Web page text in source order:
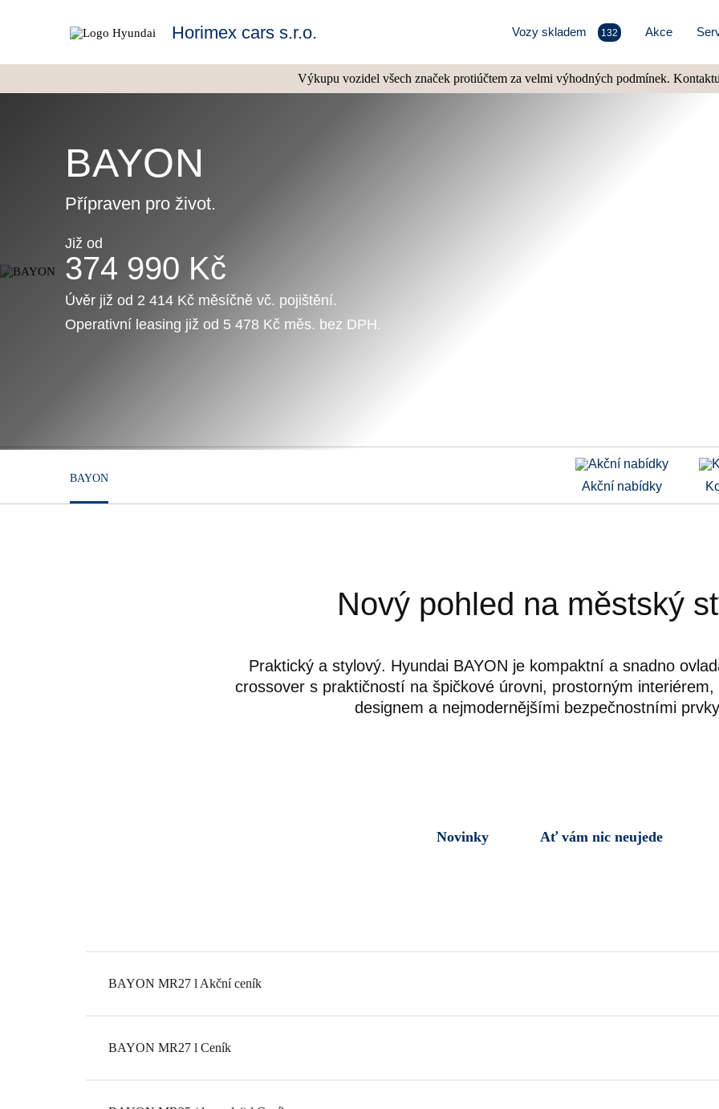
Horimex cars s.r.o. Vozy skladem 132 Akce
Výkupu vozidel všech značek protiúčtem za velmi výhodných podmínek.
BAYON
Přípraven pro život.
Již od
374 990 Kč
Úvěr již od 2 414 Kč měsíčně vč. pojištění.
Operativní leasing již od 5 478 Kč měs. bez DPH.
BAYON
Akční nabídky
Nový pohled na městský
Praktický a stylový. Hyundai BAYON je kompaktní a snadno
crossover s praktičností na špičkové úrovni, prostorným
designem a nejmodernějšími bezpečnostními
Novinky Ať vám nic neujede
BAYON MR27 l Akční ceník
BAYON MR27 l Ceník